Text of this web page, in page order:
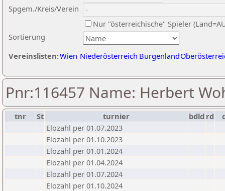
Sortierung
Spgem./Kreis/Verein
Nur "österreichische" Spieler
Vereinslisten:Wien Niederösterreich Burgenland
Pnr:116457 Name: Herbert
tnr St turnier bdld rd
Elozahl per 01.07.2023
Elozahl per 01.10.2023
Elozahl per 01.01.2024
Elozahl per 01.04.2024
Elozahl per 01.07.2024
Elozahl per 01.10.2024